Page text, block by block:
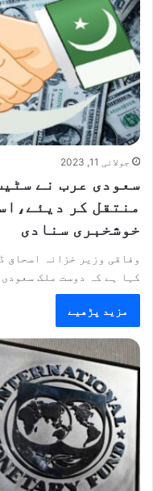
جولائی 11, 2023
منتقل کر
خوشخبری سنادی
وفاقی وزیر خزانہ اسحاق
کہا ہے کہ دوست ملک
مزید پڑھیے